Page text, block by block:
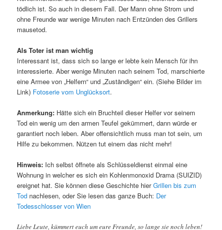
tödlich ist. So auch in diesem Fall. Der Mann ohne Strom und
ohne Freunde war wenige Minuten nach Entzünden des Grillers
mausetod.
Als Toter ist man wichtig
Interessant ist, dass sich so lange er lebte kein Mensch für ihn
interessierte. Aber wenige Minuten nach seinem Tod, marschierte
eine Armee von „Helfern“ und „Zuständigen“ ein. (Siehe Bilder im
Link) Fotoserie vom Unglücksort.
Anmerkung: Hätte sich ein Bruchteil dieser Helfer vor seinem
Tod ein wenig um den armen Teufel gekümmert, dann würde er
garantiert noch leben. Aber offensichtlich muss man tot sein, um
Hilfe zu bekommen. Nützen tut einem das nicht mehr!
Hinweis: Ich selbst öffnete als Schlüsseldienst einmal eine
Wohnung in welcher es sich ein Kohlenmonoxid Drama (SUIZID)
ereignet hat. Sie können diese Geschichte hierGrillen bis zum
Tod nachlesen, oder Sie lesen das ganze Buch: Der
Todesschlosser von Wien
Liebe Leute, kümmert euch um eure Freunde, so lange sie noch leben!